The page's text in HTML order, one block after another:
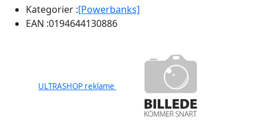
Kategorier :[Powerbanks]
EAN :0194644130886
ULTRASHOP reklame